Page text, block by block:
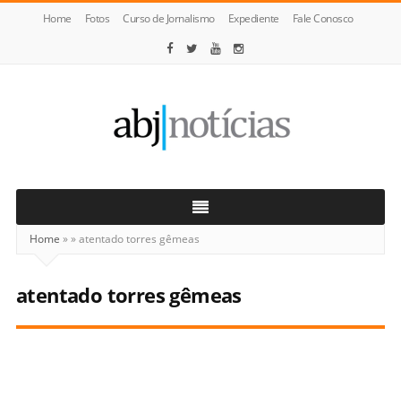
Home Fotos Curso de Jornalismo Expediente Fale Conosco
Notícias
Home »»atentado torres gêmeas
atentado torres gêmeas